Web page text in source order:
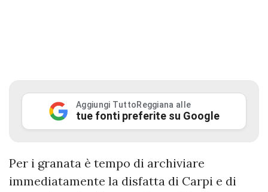
Aggiungi TuttoReggiana alle
tue fonti preferite su Google
Per i granata è tempo di archiviare
immediatamente la disfatta di Carpi e di